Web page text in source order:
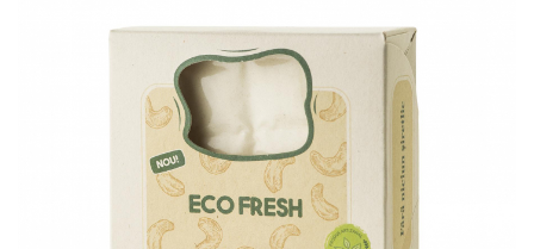
BĂUTURI / LAPTE VEGETAL
CREME ȘI PASTE TARTINABILE
CIOCOLATĂ ȘI CACAO